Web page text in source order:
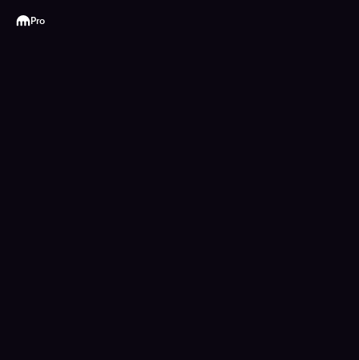
Kraken
Pro